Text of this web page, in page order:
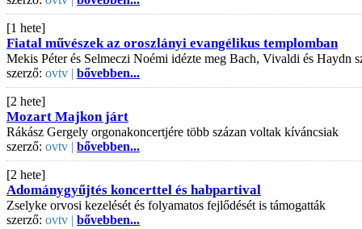
[1 hete]
Fiatal művészek az oroszlányi evangélikus templomban
Mekis Péter és Selmeczi Noémi idézte meg Bach, Vivaldi és Haydn
szerző: ovtv | bővebben...
[2 hete]
Mozart Majkon járt
Rákász Gergely orgonakoncertjére több százan voltak kíváncsiak
szerző: ovtv | bővebben...
[2 hete]
Adománygyűjtés koncerttel és habpartival
Zselyke orvosi kezelését és folyamatos fejlődését is támogatták
szerző: ovtv | bővebben...